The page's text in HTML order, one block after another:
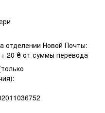
отделении Новой Почты:
20 ₴ от суммы перевода